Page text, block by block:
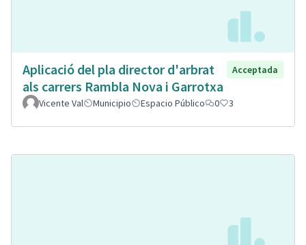
Aplicació del pla director d'arbrat
als carrers Rambla Nova i Garrotxa
Acceptada
Vicente Val Municipio Espacio Público 0 3